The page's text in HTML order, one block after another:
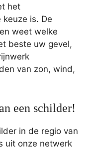
het
is. De
weet welke
beste uw gevel,
van zon, wind,
een schilder!
in de regio van
uit onze netwerk